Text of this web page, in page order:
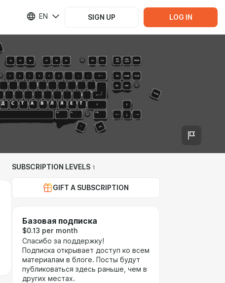
EN SIGN UP LOG IN
SUBSCRIPTION LEVELS 1
GIFT A SUBSCRIPTION
Базовая подписка
$0.13 per month
Спасибо за поддержку!
Подписка открывает доступ ко всем
материалам в блоге. Посты будут
публиковаться здесь раньше, чем в
других местах.